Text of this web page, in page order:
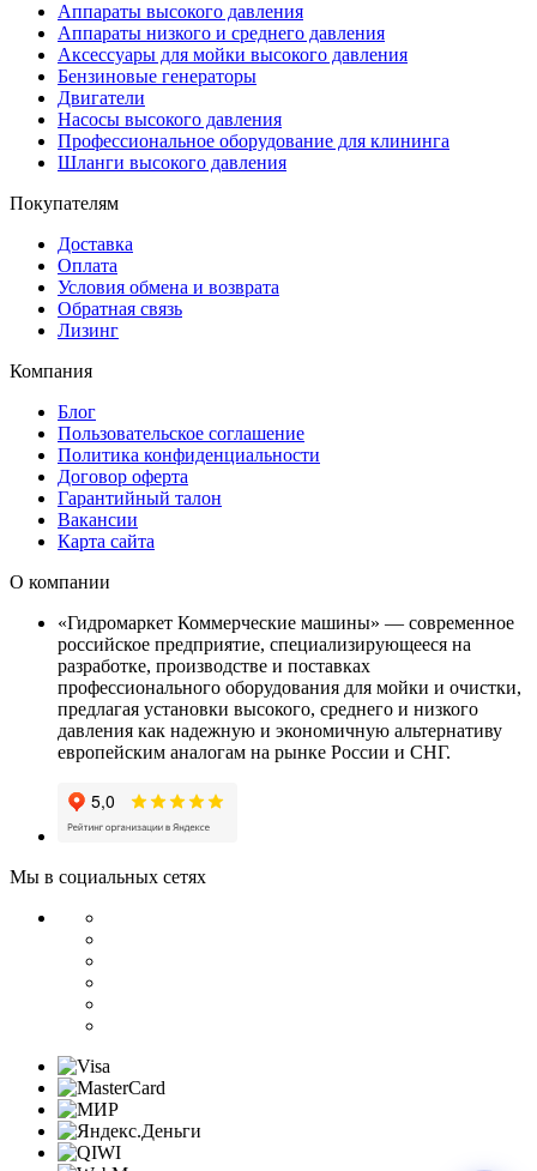
Аппараты высокого давления
Аппараты низкого и среднего давления
Аксессуары для мойки высокого давления
Бензиновые генераторы
Двигатели
Насосы высокого давления
Профессиональное оборудование для клининга
Шланги высокого давления
Покупателям
Доставка
Оплата
Условия обмена и возврата
Обратная связь
Лизинг
Компания
Блог
Пользовательское соглашение
Политика конфиденциальности
Договор оферта
Гарантийный талон
Вакансии
Карта сайта
О компании
«Гидромаркет Коммерческие машины» — современное
российское предприятие, специализирующееся на
разработке, производстве и поставках
профессионального оборудования для мойки и очистки,
предлагая установки высокого, среднего и низкого
давления как надежную и экономичную альтернативу
европейским аналогам на рынке России и СНГ.
Мы в социальных сетях